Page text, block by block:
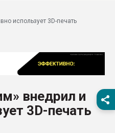
28.07.2026
первый план в
28.07.2026
ситуацией на
использует 3D-печать
внедрил и
3D-печать